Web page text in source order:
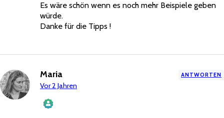
Es wäre schön wenn es noch mehr Beispiele geben
würde.
Danke für die Tipps !
Maria
Vor 2 Jahren
ANTWORTEN